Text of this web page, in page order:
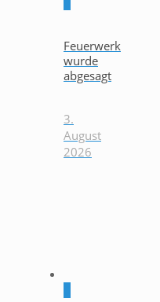
Feuerwerk
wurde
abgesagt
3.
August
2026